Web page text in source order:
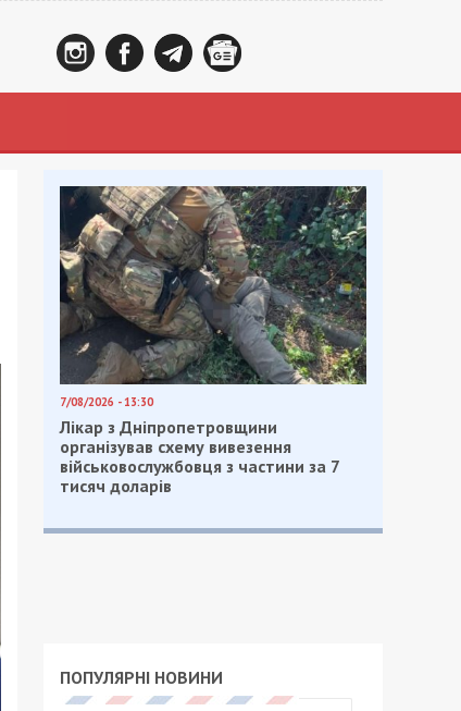
7/08/2026 - 13:30
Лікар з Дніпропетровщини
організував схему вивезення
військовослужбовця з частини за 7
тисяч доларів
ПОПУЛЯРНІ НОВИНИ